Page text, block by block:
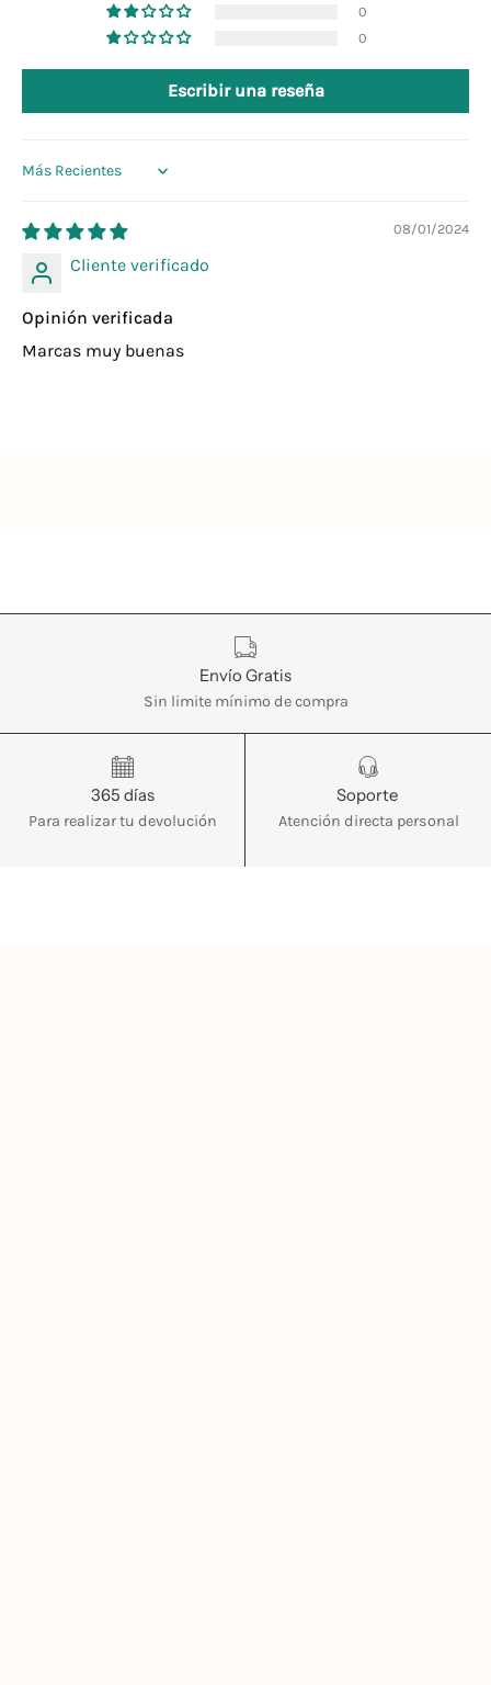
0
0
Escribir una reseña
Sort by
08/01/2024
Cliente verificado
Opinión verificada
Marcas muy buenas
Envío Gratis
Sin limite mínimo de compra
365 días
Para realizar tu devolución
Soporte
Atención directa personal